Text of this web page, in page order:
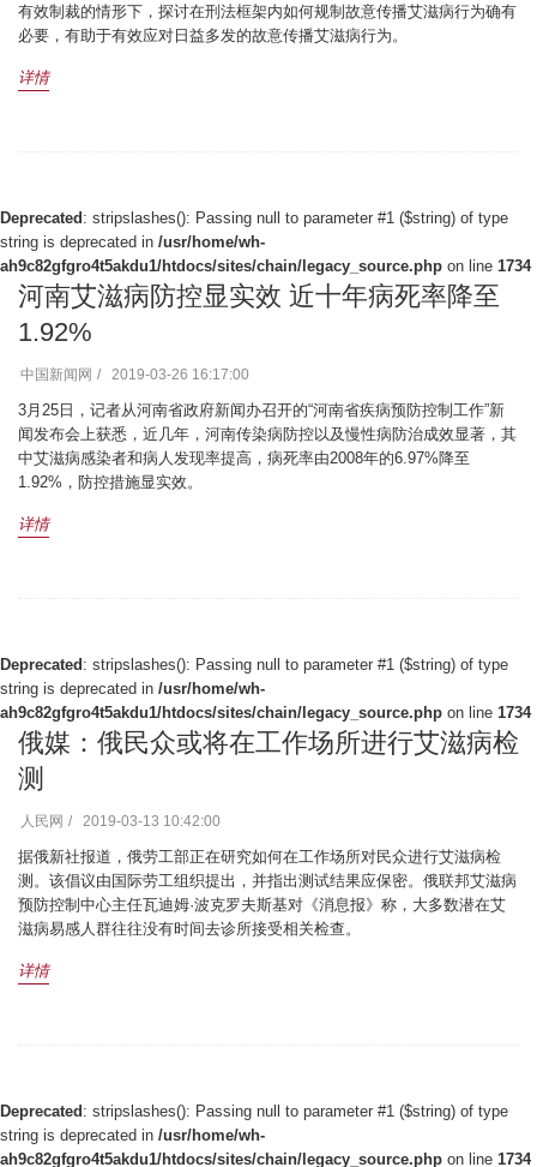
有效制裁的情形下，探讨在刑法框架内如何规制故意传播艾滋病行为确有
必要，有助于有效应对日益多发的故意传播艾滋病行为。
详情
Deprecated : stripslashes(): Passing null to parameter #1 ($string) of type
string is deprecated in /usr/home/wh-
ah9c82gfgro4t5akdu1/htdocs/sites/chain/legacy_source.php on line 1734
河南艾滋病防控显实效 近十年病死率降至
1.92%
中国新闻网 2019-03-26 16:17:00
3月25日，记者从河南省政府新闻办召开的“河南省疾病预防控制工作”新
闻发布会上获悉，近几年，河南传染病防控以及慢性病防治成效显著，其
中艾滋病感染者和病人发现率提高，病死率由2008年的6.97%降至
1.92%，防控措施显实效。
详情
Deprecated : stripslashes(): Passing null to parameter #1 ($string) of type
string is deprecated in /usr/home/wh-
ah9c82gfgro4t5akdu1/htdocs/sites/chain/legacy_source.php on line 1734
俄媒：俄民众或将在工作场所进行艾滋病检
测
人民网 2019-03-13 10:42:00
据俄新社报道，俄劳工部正在研究如何在工作场所对民众进行艾滋病检
测。该倡议由国际劳工组织提出，并指出测试结果应保密。俄联邦艾滋病
预防控制中心主任瓦迪姆·波克罗夫斯基对《消息报》称，大多数潜在艾
滋病易感人群往往没有时间去诊所接受相关检查。
详情
Deprecated : stripslashes(): Passing null to parameter #1 ($string) of type
string is deprecated in /usr/home/wh-
ah9c82gfgro4t5akdu1/htdocs/sites/chain/legacy_source.php on line 1734